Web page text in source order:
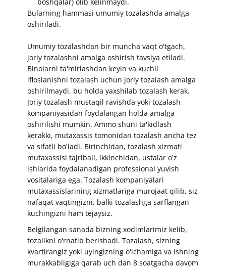
​​Bularning hammasi umumiy tozalashda amalga
oshiriladi.
Umumiy tozalashdan bir muncha vaqt o'tgach,
joriy tozalashni amalga oshirish tavsiya etiladi.
Binolarni ta'mirlashdan keyin va kuchli
ifloslanishni tozalash uchun joriy tozalash amalga
oshirilmaydi, bu holda yaxshilab tozalash kerak.
Joriy tozalash mustaqil ravishda yoki tozalash
kompaniyasidan foydalangan holda amalga
oshirilishi mumkin. Ammo shuni ta'kidlash
kerakki, mutaxassis tomonidan tozalash ancha tez
va sifatli bo'ladi. Birinchidan, tozalash xizmati
mutaxassisi tajribali, ikkinchidan, ustalar o'z
ishlarida foydalanadigan professional yuvish
vositalariga ega. Tozalash kompaniyalari
mutaxassislarining xizmatlariga murojaat qilib, siz
nafaqat vaqtingizni, balki tozalashga sarflangan
kuchingizni ham tejaysiz.
​​Belgilangan sanada bizning xodimlarimiz kelib,
tozalikni o'rnatib berishadi. Tozalash, sizning
kvartirangiz yoki uyingizning o'lchamiga va ishning
murakkabligiga qarab uch dan 8 soatgacha davom